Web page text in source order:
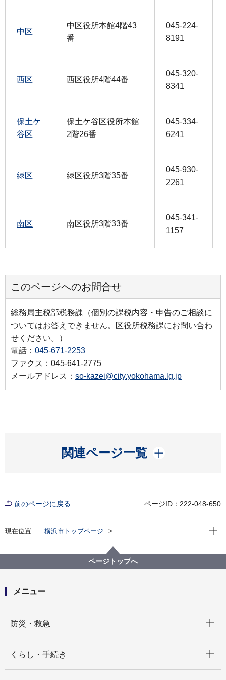
中区
中区役所本館4階43
番
045-224-
8191
西区 西区役所4階44番
045-320-
8341
保土ケ
谷区
保土ケ谷区役所本館
2階26番
045-334-
6241
緑区 緑区役所3階35番
045-930-
2261
南区 南区役所3階33番
045-341-
1157
このページへのお問合せ
総務局主税部税務課（個別の課税内容・申告のご相談に
ついてはお答えできません。区役所税務課にお問い合わ
せください。）
電話： 045-671-2253
ファクス：045-641-2775
メールアドレス： so-kazei@city.yokohama.lg.jp
関連ページ一覧
開く
前のページに戻る ページID：222-048-650
現在位置
横浜市トップページ
総務局
個人住民税の住宅ローン控除の適用を受けるために
は、区役所への申告が必要ですか。
現在
ページトップへ
メニュー
防災・救急
くらし・手続き